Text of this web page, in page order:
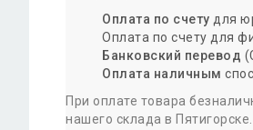
Оплата по счету для
Оплата по счету для
Банковский перевод
Оплата наличным
При оплате товара
нашего склада в Пятигорске.